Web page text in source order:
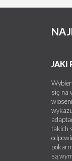
JAKI
się na
takich
są